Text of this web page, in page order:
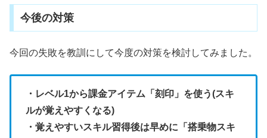
今後の対策
今回の失敗を教訓にして今度の対策を検討してみました。
・レベル1から課金アイテム「刻印」を使う(スキ
ルが覚えやすくなる)
・覚えやすいスキル習得後は早めに「搭乗物スキ